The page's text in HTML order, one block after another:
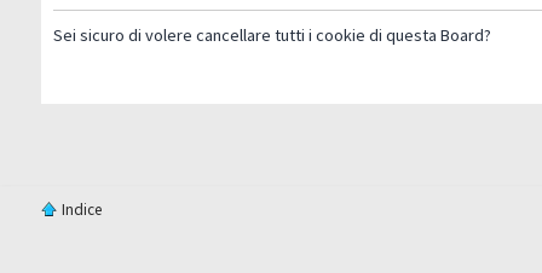
Sei sicuro di volere cancellare tutti i cookie di questa Board?
Indice